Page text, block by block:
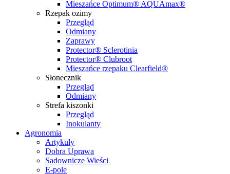
Mieszańce Optimum® AQUAmax®
Rzepak ozimy
Przegląd
Odmiany
Zaprawy
Protector® Sclerotinia
Protector® Clubroot
Mieszańce rzepaku Clearfield®
Słonecznik
Przegląd
Odmiany
Strefa kiszonki
Przegląd
Inokulanty
Agronomia
Artykuły
Dobra Uprawa
Sadownicze Wieści
E-pole